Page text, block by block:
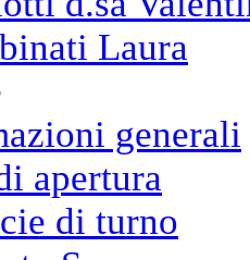
Laura
generali
apertura
di turno